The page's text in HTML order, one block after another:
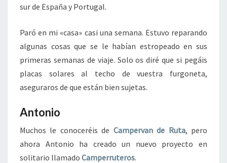
sur de España y Portugal.
Paró en mi «casa» casi una semana. Estuvo reparando
algunas cosas que se le habían estropeado en sus
primeras semanas de viaje. Solo os diré que si pegáis
placas solares al techo de vuestra furgoneta,
aseguraros de que están bien sujetas.
Antonio
Muchos le conoceréis de Campervan de Ruta, pero
ahora Antonio ha creado un nuevo proyecto en
solitario llamado Camperruteros.